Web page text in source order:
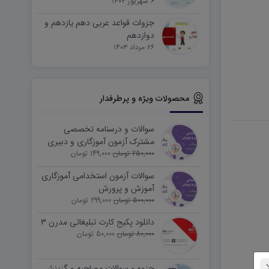
جزوات قواعد عربی دهم یازدهم و
دوازدهم
۲۶ مرداد ۱۴۰۳
محصولات ویژه و پرطرفدار
سوالات و درسنامه تخصصی
مشترک آزمون آموزگاری و دبیری
250,000 تومان 149,000 تومان
سوالات آزمون استخدامی آموزگاری
آموزش و پرورش
500,000 تومان 299,000 تومان
دانلود پکیج کارت تبلیغاتی مدرن ۳
80,000 تومان 50,000 تومان